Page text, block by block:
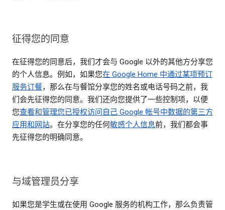
征得您的同意
在征得您的同意后，我们才会与 Google 以外的其他方分享您
的个人信息。例如，如果您在 Google Home 中通过某项预订
服务订餐，那么在与餐馆分享您的姓名或电话号码之前，我
们会先征得您的同意。我们还向您提供了一些控制项，以便
您查看和管理您已授权访问自己 Google 帐号中数据的第三方
应用和网站。在分享您的任何敏感个人信息前，我们都会事
先征得您的明确同意。
与域管理员分享
如果您是学生或在使用 Google 服务的机构工作，那么负责管